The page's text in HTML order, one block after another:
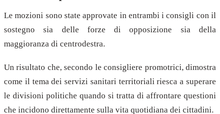
Le mozioni sono state approvate in entrambi i consigli con il
sostegno sia delle forze di opposizione sia della
maggioranza di centrodestra.
Un risultato che, secondo le consigliere promotrici, dimostra
come il tema dei servizi sanitari territoriali riesca a superare
le divisioni politiche quando si tratta di affrontare questioni
che incidono direttamente sulla vita quotidiana dei cittadini.